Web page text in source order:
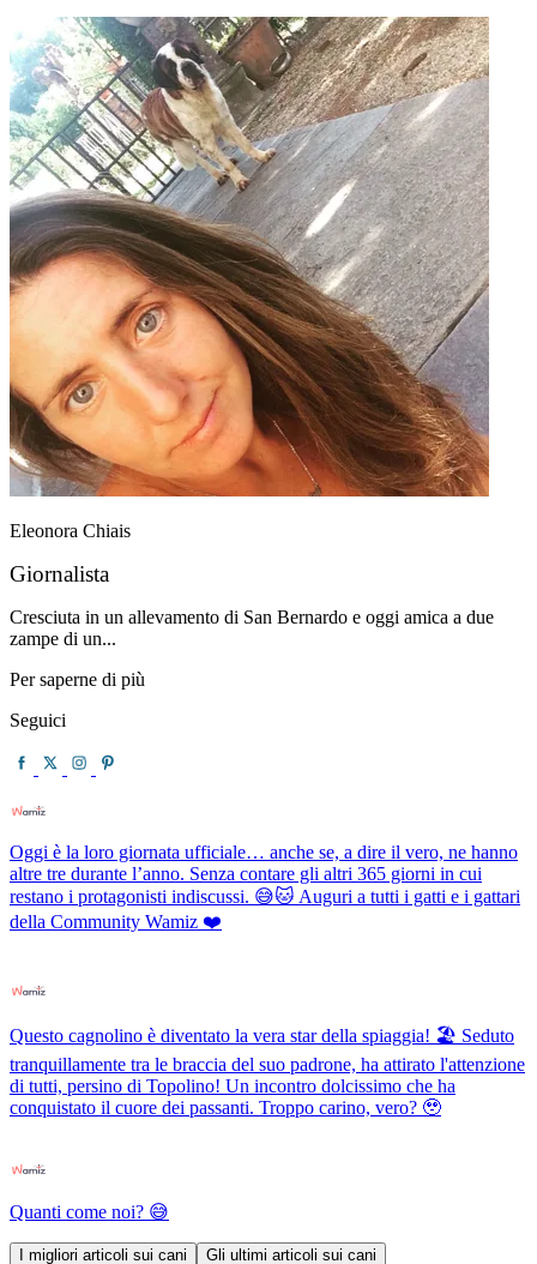
Eleonora Chiais
Giornalista
Cresciuta in un allevamento di San Bernardo e oggi amica a due
zampe di un...
Per saperne di più
Seguici
Oggi è la loro giornata ufficiale… anche se, a dire il vero, ne hanno
altre tre durante l’anno. Senza contare gli altri 365 giorni in cui
restano i protagonisti indiscussi. 😅🐱 Auguri a tutti i gatti e i gattari
della Community Wamiz ❤️
Questo cagnolino è diventato la vera star della spiaggia! 🏖️ Seduto
tranquillamente tra le braccia del suo padrone, ha attirato l'attenzione
di tutti, persino di Topolino! Un incontro dolcissimo che ha
conquistato il cuore dei passanti. Troppo carino, vero? 🥹
Quanti come noi? 😅
I migliori articoli sui cani Gli ultimi articoli sui cani